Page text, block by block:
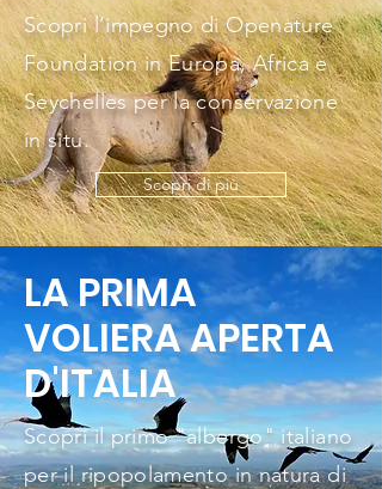
Scopri l’impegno di Openature
Foundation in Europa, Africa e
Seychelles per la conservazione
in situ.
Scopri di più
LA PRIMA
VOLIERA APERTA
D'ITALIA
Scopri il primo "albergo" italiano
per il ripopolamento in natura di